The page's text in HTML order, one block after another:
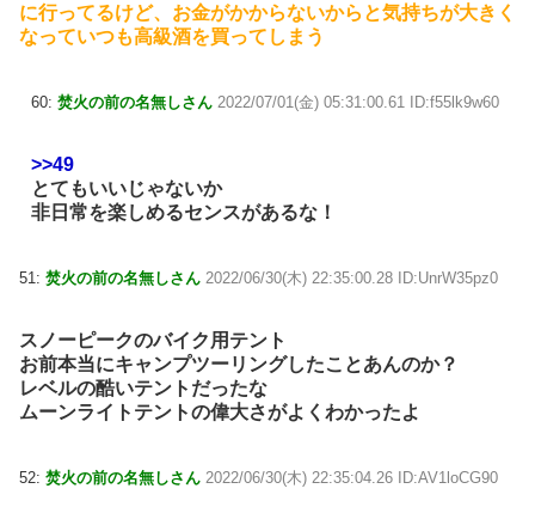
に行ってるけど、お金がかからないからと気持ちが大きく
なっていつも高級酒を買ってしまう
60: 焚火の前の名無しさん 2022/07/01(金) 05:31:00.61 ID:f55lk9w60
>>49
とてもいいじゃないか
非日常を楽しめるセンスがあるな！
51: 焚火の前の名無しさん 2022/06/30(木) 22:35:00.28 ID:UnrW35pz0
スノーピークのバイク用テント
お前本当にキャンプツーリングしたことあんのか？
レベルの酷いテントだったな
ムーンライトテントの偉大さがよくわかったよ
52: 焚火の前の名無しさん 2022/06/30(木) 22:35:04.26 ID:AV1loCG90